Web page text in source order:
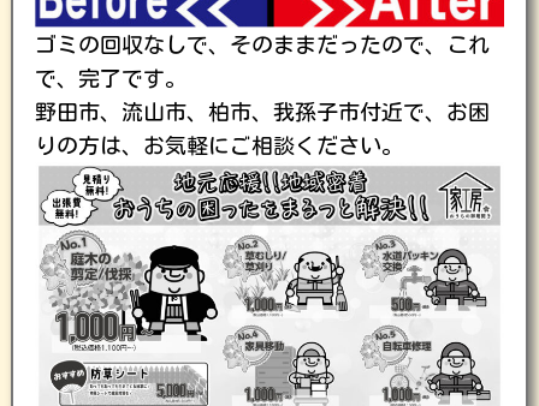
ゴミの回収なしで、そのままだったので、これ
で、完了です。
野田市、流山市、柏市、我孫子市付近で、お困
りの方は、お気軽にご相談ください。